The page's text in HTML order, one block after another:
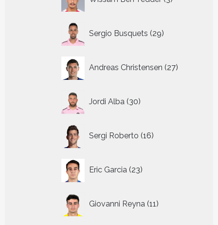
producten
Sergio Busquets 29
producten
Andreas Christensen 27
producten
Jordi Alba 30
producten
Sergi Roberto 16
producten
Eric Garcia 23
producten
Giovanni Reyna 11
producten